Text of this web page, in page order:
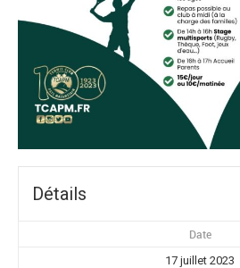
Détails
Date
17 juillet 2023